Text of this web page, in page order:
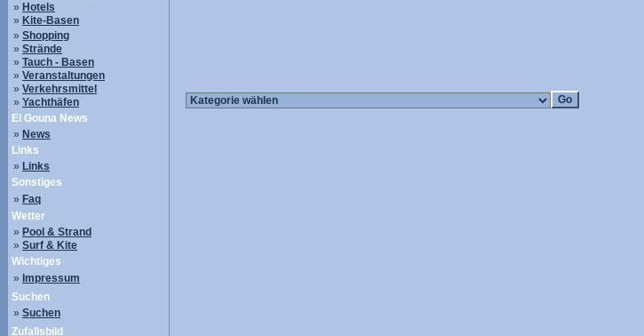
» Hotels
» Kite-Basen
» Shopping
» Strände
» Tauch - Basen
» Veranstaltungen
» Verkehrsmittel
» Yachthäfen
El Gouna News
» News
Links
» Links
Sonstiges
» Faq
Wetter
» Pool & Strand
» Surf & Kite
Wichtiges
» Impressum
Suchen
» Suchen
Zufallsbild